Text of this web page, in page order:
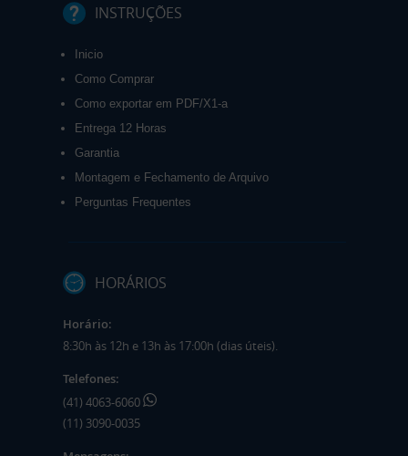
INSTRUÇÕES
Inicio
Como Comprar
Como exportar em PDF/X1-a
Entrega 12 Horas
Garantia
Montagem e Fechamento de Arquivo
Perguntas Frequentes
HORÁRIOS
Horário:
8:30h às 12h e 13h às 17:00h (dias úteis).
Telefones:
(41) 4063-6060
(11) 3090-0035